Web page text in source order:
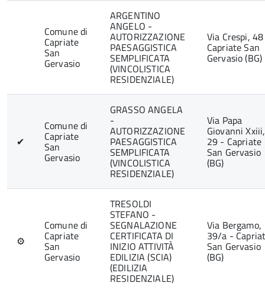
Comune di
Capriate
San
Gervasio
ARGENTINO
ANGELO -
AUTORIZZAZIONE
PAESAGGISTICA
SEMPLIFICATA
(VINCOLISTICA
RESIDENZIALE)
Via Crespi,
Capriate San
Gervasio (BG)
✔
Comune di
Capriate
San
Gervasio
GRASSO ANGELA
-
AUTORIZZAZIONE
PAESAGGISTICA
SEMPLIFICATA
(VINCOLISTICA
RESIDENZIALE)
Via Papa
Giovanni Xxiii,
29 - Capriate
San Gervasio
(BG)
⚙
Comune di
Capriate
San
Gervasio
TRESOLDI
STEFANO -
SEGNALAZIONE
CERTIFICATA DI
INIZIO ATTIVITÀ
EDILIZIA (SCIA)
(EDILIZIA
RESIDENZIALE)
Via Bergamo,
39/a -
San Gervasio
(BG)